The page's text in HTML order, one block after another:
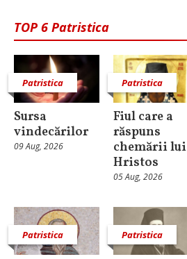
TOP 6 Patristica
Patristica
Sursa
vindecărilor
09 Aug, 2026
Patristica
Fiul care a
răspuns
chemării lui
Hristos
05 Aug, 2026
Patristica Patristica